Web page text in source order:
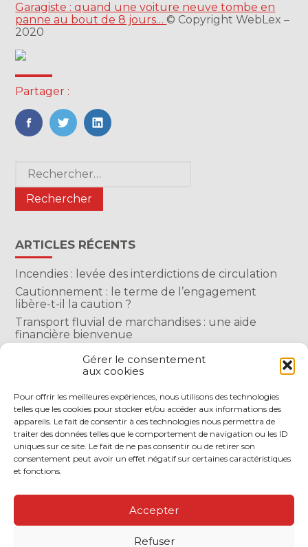
Gérer le consentement
aux cookies
Pour offrir les meilleures expériences, nous utilisons des technologies
telles que les cookies pour stocker et/ou accéder aux informations des
appareils. Le fait de consentir à ces technologies nous permettra de
traiter des données telles que le comportement de navigation ou les ID
uniques sur ce site. Le fait de ne pas consentir ou de retirer son
consentement peut avoir un effet négatif sur certaines caractéristiques
et fonctions.
Accepter
Refuser
Garagiste : quand une voiture neuve tombe en
panne au bout de 8 jours… © Copyright WebLex –
2020
Partager :
FaceBook
TwitterLinkedIn
Blog
sidebar
Rechercher :
ARTICLES RÉCENTS
Incendies : levée des interdictions de circulation
Cautionnement : le terme de l’engagement
libère-t-il la caution ?
Transport fluvial de marchandises : une aide
financière bienvenue
comptent-elles ?
COMMENTAIRES RÉCENTS
Footer
LE CABINET
NOS SERVICES
NOS SOLUTIONS EN LIGNE
CONTACT